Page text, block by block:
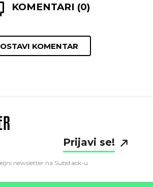
KOMENTARI (0)
OSTAVI KOMENTAR
Prijavi se!
newsletter na Substack-u